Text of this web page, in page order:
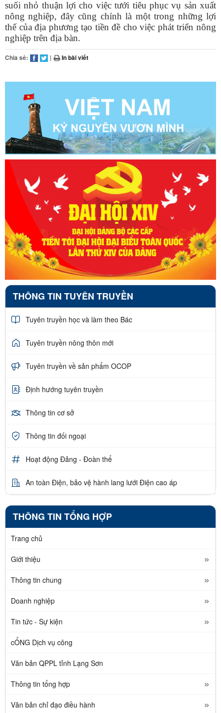
suối nhỏ thuận lợi cho việc tưới tiêu phục vụ sản xuất
nông nghiệp, đây cũng chính là một trong những lợi
thế của địa phương tạo tiền đề cho việc phát triển nông
nghiệp trên địa bàn.
Chia sẻ: | In bài viết
THÔNG TIN TUYÊN TRUYỀN
Tuyên truyền học và làm theo Bác
Tuyên truyền nông thôn mới
Tuyên truyền về sản phẩm OCOP
Định hướng tuyên truyền
Thông tin cơ sở
Thông tin đối ngoại
Hoạt động Đảng - Đoàn thể
An toàn Điện, bảo vệ hành lang lưới Điện cao áp
THÔNG TIN TỔNG HỢP
Trang chủ
Giới thiệu
Thông tin chung
Doanh nghiệp
Tin tức - Sự kiện
cỔNG Dịch vụ công
Văn bản QPPL tỉnh Lạng Sơn
Thông tin tổng hợp
Văn bản chỉ đạo điều hành